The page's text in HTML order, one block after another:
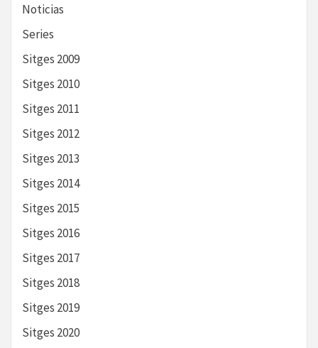
Noticias
Series
Sitges 2009
Sitges 2010
Sitges 2011
Sitges 2012
Sitges 2013
Sitges 2014
Sitges 2015
Sitges 2016
Sitges 2017
Sitges 2018
Sitges 2019
Sitges 2020